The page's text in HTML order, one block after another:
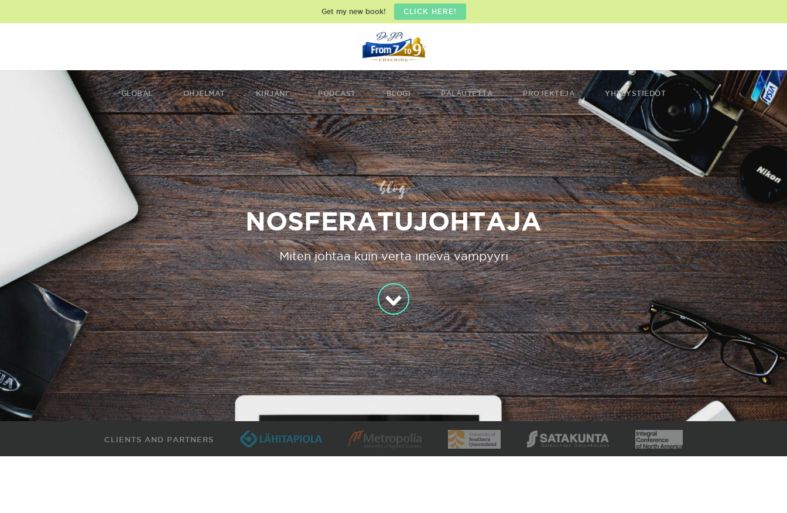
Get my new book! CLICK HERE!
GLOBAL OHJELMAT KIRJANI PODCAST BLOGI PALAUTETTA PROJEKTEJA YHTEYSTIEDOT
blog
NOSFERATUJOHTAJA
Miten johtaa kuin verta imevä vampyyri
CLIENTS AND PARTNERS